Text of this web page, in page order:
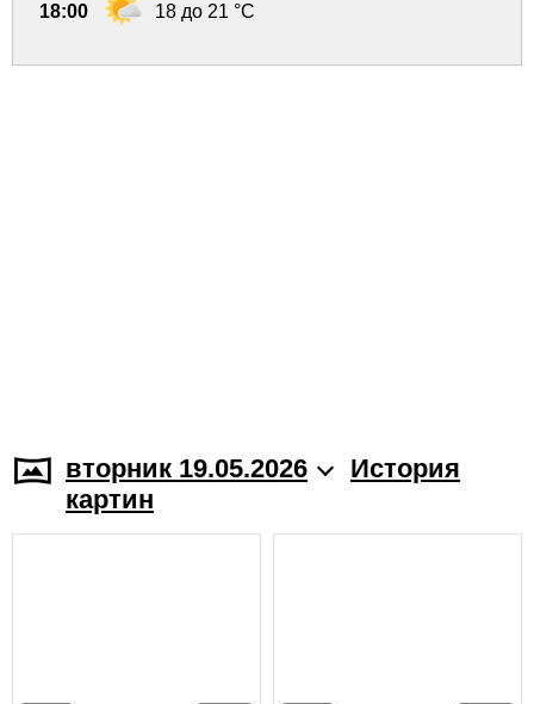
18:00 18 до 21 °C
вторник 19.05.2026
История
картин